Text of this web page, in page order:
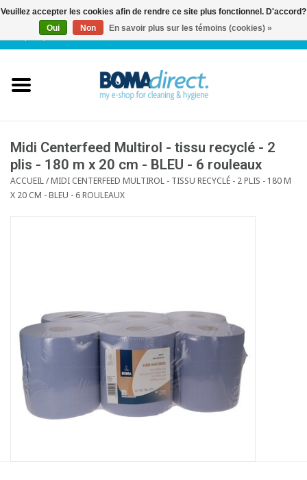
FR| 0 Articles
Service client
Blog
Midi Centerfeed Multirol - tissu recyclé - 2
plis - 180 m x 20 cm - BLEU - 6 rouleaux
ACCUEIL/MIDI CENTERFEED MULTIROL - TISSU RECYCLÉ - 2 PLIS - 180 M
X 20 CM - BLEU - 6 ROULEAUX
Veuillez accepter les cookies afin de rendre ce site plus fonctionnel. D'accord?
Oui
Non En savoir plus sur les témoins (cookies) »